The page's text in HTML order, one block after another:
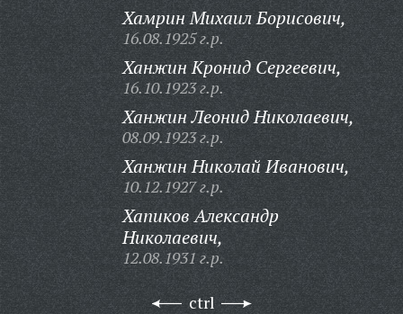
Хамрин Михаил Борисович,
16.08.1925 г.р.
Ханжин Кронид Сергеевич,
16.10.1923 г.р.
Ханжин Леонид Николаевич,
08.09.1923 г.р.
Ханжин Николай Иванович,
10.12.1927 г.р.
Хапиков Александр
Николаевич,
12.08.1931 г.р.
ctrl